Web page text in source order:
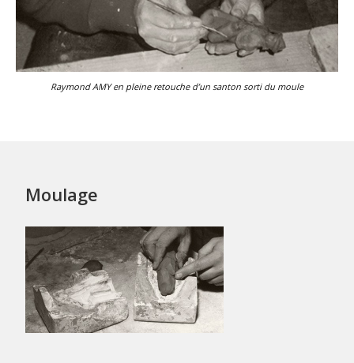
Raymond AMY en pleine retouche d’un santon sorti du moule
Moulage